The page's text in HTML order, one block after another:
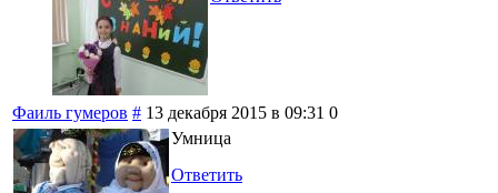
Фаиль гумеров # 13 декабря 2015 в 09:31 0
Умница
Ответить